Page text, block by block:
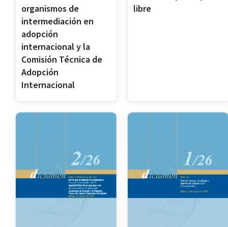
organismos de
intermediación en
adopción
internacional y la
Comisión Técnica de
Adopción
Internacional
libre